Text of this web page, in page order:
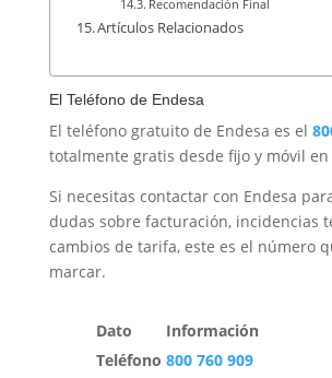
Recomendación Final
Artículos Relacionados
El Teléfono de Endesa
El teléfono gratuito de Endesa es el
totalmente gratis desde fijo y móvil en
Si necesitas contactar con Endesa
dudas sobre facturación, incidencias
cambios de tarifa, este es el número
marcar.
Dato
Información
Teléfono 800 760 909